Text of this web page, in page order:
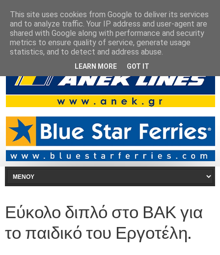
Εύκολο διπλό στο ΒΑΚ για
το παιδικό του Εργοτέλη.
This site uses cookies from Google to deliver its services
and to analyze traffic. Your IP address and user-agent are
shared with Google along with performance and security
metrics to ensure quality of service, generate usage
statistics, and to detect and address abuse.
LEARN MORE GOT IT